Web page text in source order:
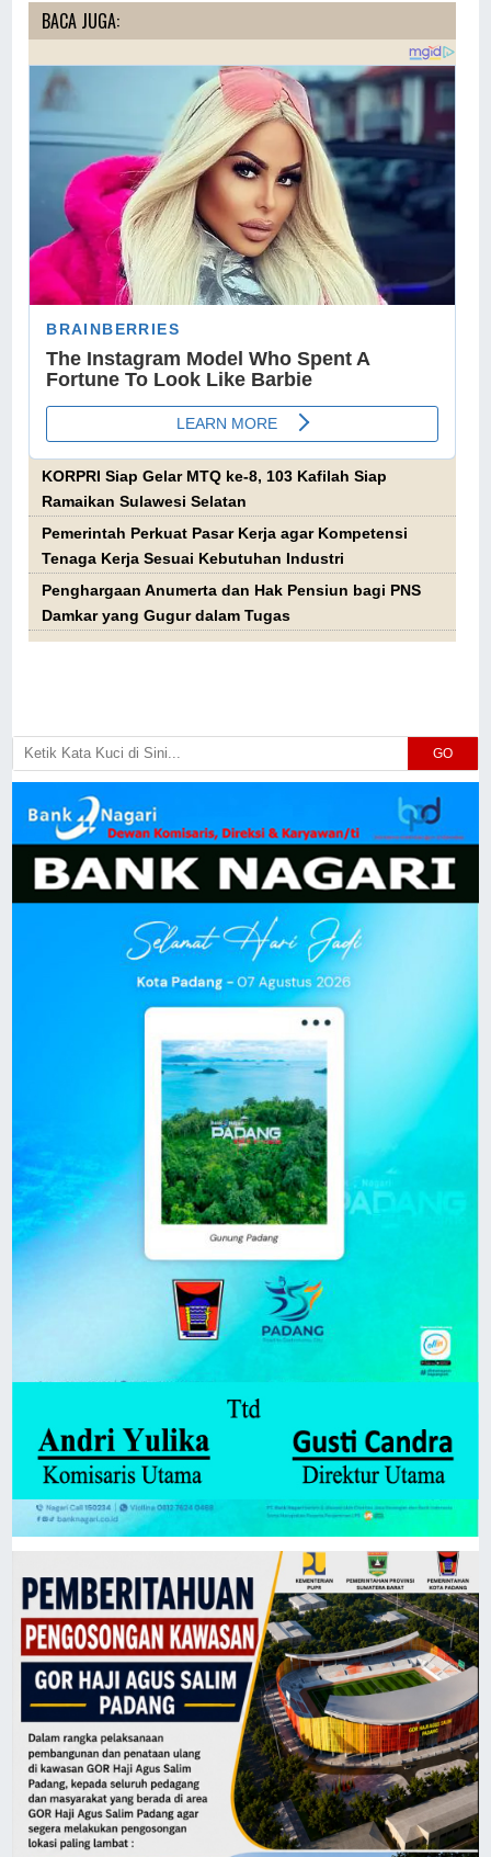
BACA JUGA:
KORPRI Siap Gelar MTQ ke-8, 103 Kafilah Siap
Ramaikan Sulawesi Selatan
Pemerintah Perkuat Pasar Kerja agar Kompetensi
Tenaga Kerja Sesuai Kebutuhan Industri
Penghargaan Anumerta dan Hak Pensiun bagi PNS
Damkar yang Gugur dalam Tugas
GO